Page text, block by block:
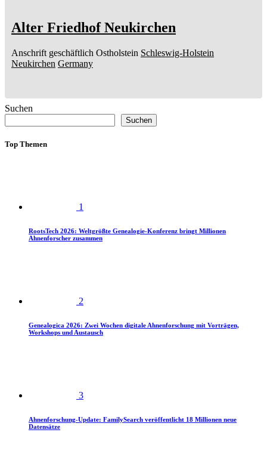
Alter Friedhof Neukirchen
Anschrift geschäftlich Ostholstein Schleswig-Holstein
Neukirchen Germany
Suchen
Suchen
Top Themen
1
RootsTech 2026: Weltgrößte Genealogie-Konferenz bringt Millionen
Ahnenforscher zusammen
2
Genealogica 2026: Zwei Wochen digitale Ahnenforschung mit Vorträgen,
Workshops und Austausch
3
Ahnenforschung-Update: FamilySearch veröffentlicht 18 Millionen neue
Datensätze